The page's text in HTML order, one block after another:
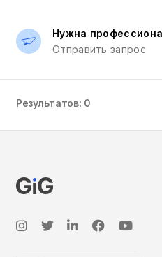
Нужна
Отправить запрос
Результатов: 0